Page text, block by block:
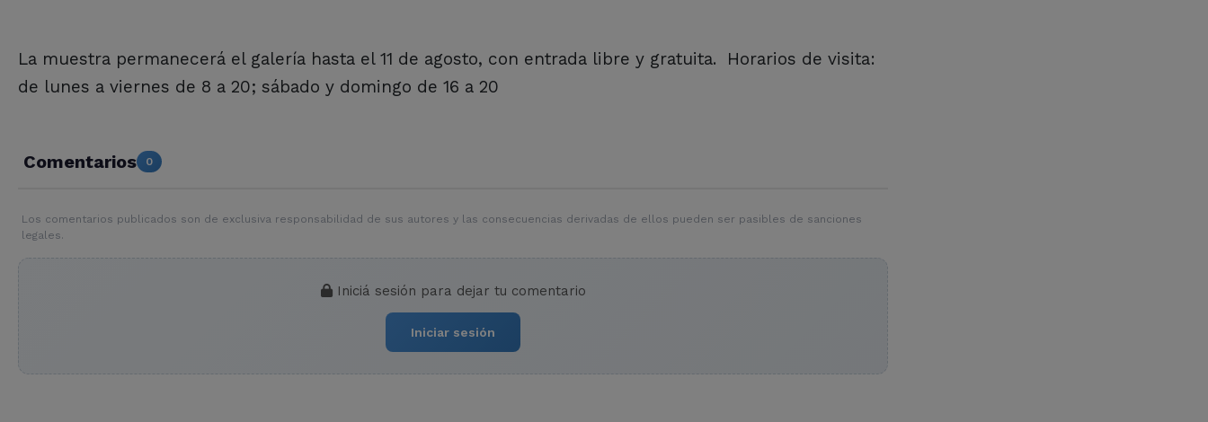
La muestra permanecerá el galería hasta el 11 de agosto, con entrada libre y gratuita. Horarios de visita:
de lunes a viernes de 8 a 20; sábado y domingo de 16 a 20
Comentarios 0
Los comentarios publicados son de exclusiva responsabilidad de sus autores y las consecuencias derivadas de ellos pueden ser pasibles de sanciones
legales.
Iniciá sesión para dejar tu comentario
Iniciar sesión